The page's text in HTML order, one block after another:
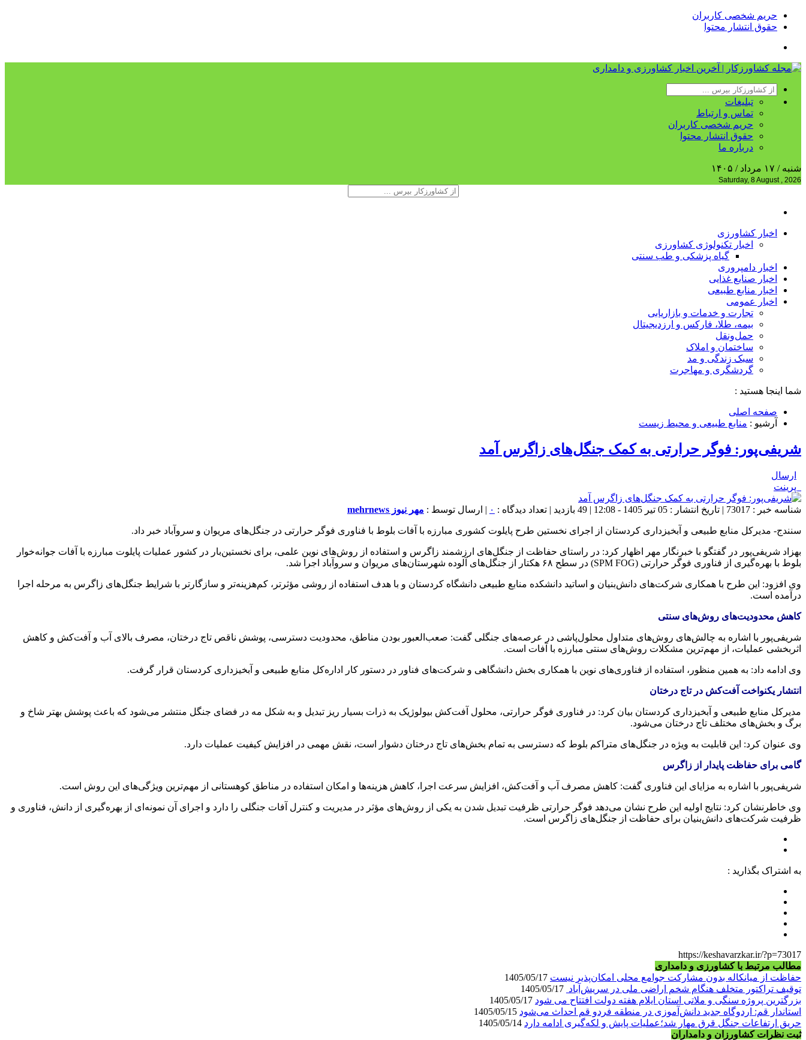
حریم شخصی کاربران
حقوق انتشار محتوا
تبلیغات
تماس و ارتباط
حریم شخصی کاربران
حقوق انتشار محتوا
درباره ما
شنبه / ۱۷ مرداد / ۱۴۰۵
Saturday, 8 August , 2026
اخبار کشاورزی
اخبار تکنولوژی کشاورزی
گیاه پزشکی و طب سنتی
اخبار دامپروری
اخبار صنایع غذایی
اخبار منابع طبیعی
اخبار عمومی
تجارت و خدمات و بازاریابی
بیمه، طلا، فارکس و ارزدیجیتال
حمل‌و‌نقل
ساختمان و املاک
سبک زندگی و مد
گردشگری و مهاجرت
شما اینجا هستید :
صفحه اصلی
آرشیو : منابع طبیعی و محیط زیست
شریفی‌پور: فوگر حرارتی به کمک جنگل‌های زاگرس آمد
ارسال
پرینت
شناسه خبر : 73017 | تاریخ انتشار : 05 تیر 1405 - 12:08 | 49 بازدید | تعداد دیدگاه : ۰ | ارسال توسط : مهر نیوز mehrnews
سنندج- مدیرکل منابع طبیعی و آبخیزداری کردستان از اجرای نخستین طرح پایلوت کشوری مبارزه با آفات بلوط با فناوری فوگر حرارتی در جنگل‌های مریوان و سروآباد خبر داد.
بهزاد شریفی‌پور در گفتگو با خبرنگار مهر اظهار کرد: در راستای حفاظت از جنگل‌های ارزشمند زاگرس و استفاده از روش‌های نوین علمی، برای نخستین‌بار در کشور عملیات پایلوت مبارزه با آفات جوانه‌خوار
بلوط با بهره‌گیری از فناوری فوگر حرارتی (SPM FOG) در سطح ۶۸ هکتار از جنگل‌های آلوده شهرستان‌های مریوان و سروآباد اجرا شد.
وی افزود: این طرح با همکاری شرکت‌های دانش‌بنیان و اساتید دانشکده منابع طبیعی دانشگاه کردستان و با هدف استفاده از روشی مؤثرتر، کم‌هزینه‌تر و سازگارتر با شرایط جنگل‌های زاگرس به مرحله اجرا
درآمده است.
کاهش محدودیت‌های روش‌های سنتی
شریفی‌پور با اشاره به چالش‌های روش‌های متداول محلول‌پاشی در عرصه‌های جنگلی گفت: صعب‌العبور بودن مناطق، محدودیت دسترسی، پوشش ناقص تاج درختان، مصرف بالای آب و آفت‌کش و کاهش
اثربخشی عملیات، از مهم‌ترین مشکلات روش‌های سنتی مبارزه با آفات است.
وی ادامه داد: به همین منظور، استفاده از فناوری‌های نوین با همکاری بخش دانشگاهی و شرکت‌های فناور در دستور کار اداره‌کل منابع طبیعی و آبخیزداری کردستان قرار گرفت.
انتشار یکنواخت آفت‌کش در تاج درختان
مدیرکل منابع طبیعی و آبخیزداری کردستان بیان کرد: در فناوری فوگر حرارتی، محلول آفت‌کش بیولوژیک به ذرات بسیار ریز تبدیل و به شکل مه در فضای جنگل منتشر می‌شود که باعث پوشش بهتر شاخ و
برگ و بخش‌های مختلف تاج درختان می‌شود.
وی عنوان کرد: این قابلیت به ویژه در جنگل‌های متراکم بلوط که دسترسی به تمام بخش‌های تاج درختان دشوار است، نقش مهمی در افزایش کیفیت عملیات دارد.
گامی برای حفاظت پایدار از زاگرس
شریفی‌پور با اشاره به مزایای این فناوری گفت: کاهش مصرف آب و آفت‌کش، افزایش سرعت اجرا، کاهش هزینه‌ها و امکان استفاده در مناطق کوهستانی از مهم‌ترین ویژگی‌های این روش است.
وی خاطرنشان کرد: نتایج اولیه این طرح نشان می‌دهد فوگر حرارتی ظرفیت تبدیل شدن به یکی از روش‌های مؤثر در مدیریت و کنترل آفات جنگلی را دارد و اجرای آن نمونه‌ای از بهره‌گیری از دانش، فناوری و
ظرفیت شرکت‌های دانش‌بنیان برای حفاظت از جنگل‌های زاگرس است.
به اشتراک بگذارید :
https://keshavarzkar.ir/?p=73017
مطالب مرتبط با کشاورزی و دامداری
حفاظت از میانکاله بدون مشارکت جوامع محلی امکان‌پذیر نیست
توقیف تراکتور متخلف هنگام شخم اراضی ملی در سریش‌آباد
بزرگترین پروژه سنگی و ملاتی استان ایلام هفته دولت افتتاح می شود
استاندار قم: اردوگاه جدید دانش‌آموزی در منطقه فردو قم احداث می‌شود
حریق ارتفاعات جنگل قرق مهار شد؛عملیات پایش و لکه‌گیری ادامه دارد
ثبت نظرات کشاورزان و دامداران